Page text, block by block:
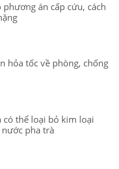
phương án cấp cứu, cách
hỏa tốc về phòng, chống
có thể loại bỏ kim loại
pha trà